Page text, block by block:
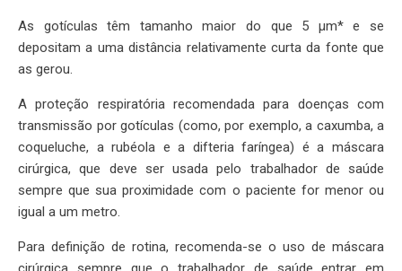
As gotículas têm tamanho maior do que 5 μm* e se
depositam a uma distância relativamente curta da fonte que
as gerou.
A proteção respiratória recomendada para doenças com
transmissão por gotículas (como, por exemplo, a caxumba, a
coqueluche, a rubéola e a difteria faríngea) é a máscara
cirúrgica, que deve ser usada pelo trabalhador de saúde
sempre que sua proximidade com o paciente for menor ou
igual a um metro.
Para definição de rotina, recomenda-se o uso de máscara